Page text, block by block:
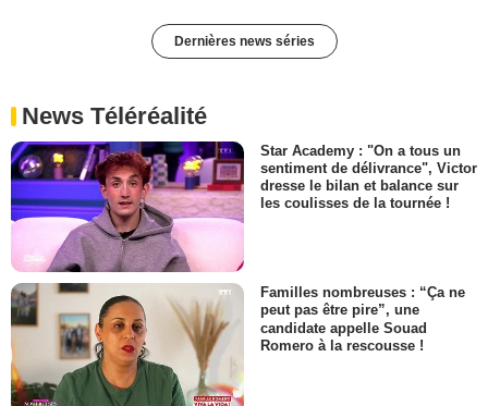
Dernières news séries
News Téléréalité
Star Academy : "On a tous un
sentiment de délivrance", Victor
dresse le bilan et balance sur
les coulisses de la tournée !
Familles nombreuses : “Ça ne
peut pas être pire”, une
candidate appelle Souad
Romero à la rescousse !